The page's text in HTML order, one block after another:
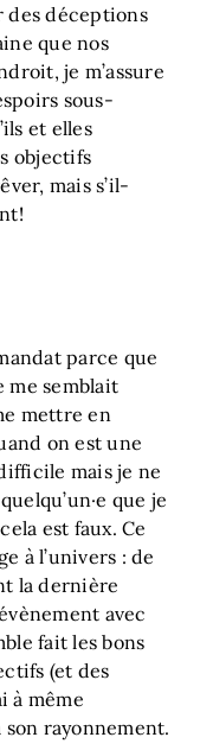
des déceptions
que nos
je m’assure
sous-
et elles
objectifs
mais s’il-
parce que
me semblait
mettre en
on est une
mais je ne
que je
est faux. Ce
à l’univers : de
la dernière
avec
fait les bons
(et des
à même
rayonnement.